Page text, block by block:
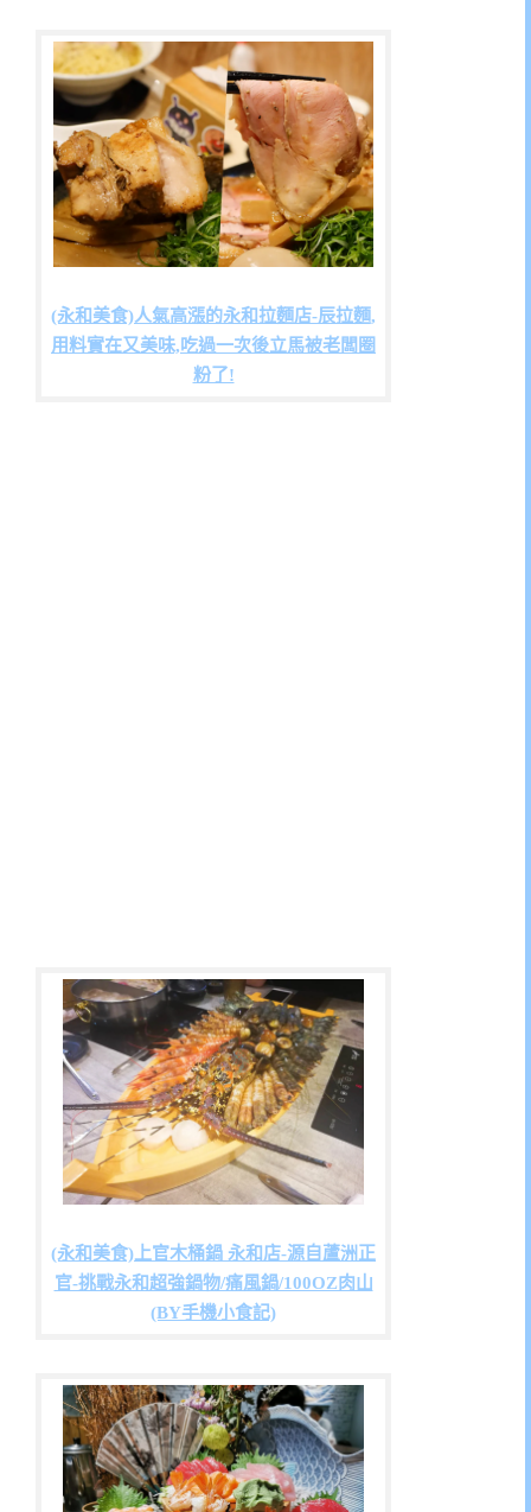
(永和美食)人氣高漲的永和拉麵店-辰拉麵,
用料實在又美味,吃過一次後立馬被老闆圈
粉了!
(永和美食)上官木桶鍋 永和店-源自蘆洲正
官-挑戰永和超強鍋物/痛風鍋/100OZ肉山
(BY手機小食記)